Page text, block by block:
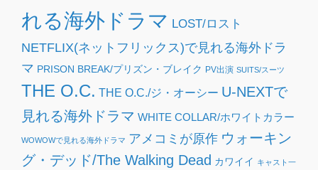
れる海外ドラマ LOST/ロスト
NETFLIX(ネットフリックス)で見れる海外ドラ
マ PRISON BREAK/プリズン・ブレイク PV出演 SUITS/スーツ
THE O.C. THE O.C./ジ・オーシー U-NEXTで
見れる海外ドラマ WHITE COLLAR/ホワイトカラー
WOWOWで見れる海外ドラマ アメコミが原作 ウォーキン
グ・デッド/The Walking Dead カワイイ キャスト一